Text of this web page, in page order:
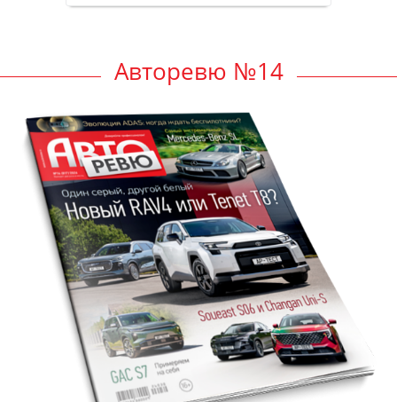
Авторевю №14